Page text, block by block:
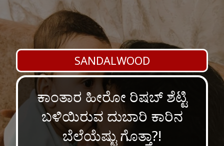
ಶೋಗೆ ಬಂದ ಸ್ಟಾರ್ ಗಳು
SANDALWOOD
ಕಾಂತಾರ ಹೀರೋ ರಿಷಬ್ ಶೆಟ್ಟಿ
ಬಳಿಯಿರುವ ದುಬಾರಿ ಕಾರಿನ
ಬೆಲೆಯೆಷ್ಟು ಗೊತ್ತಾ?!